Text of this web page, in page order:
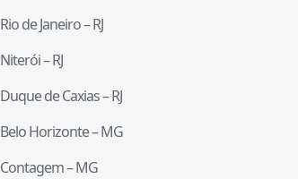
Rio de Janeiro–RJ
Niterói–RJ
Duque de Caxias–RJ
Belo Horizonte–MG
Contagem–MG